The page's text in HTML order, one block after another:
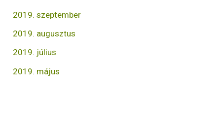
2019. szeptember
2019. augusztus
2019. július
2019. május